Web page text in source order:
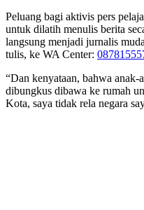
Peluang bagi aktivis pers
untuk dilatih menulis berita
langsung menjadi jurnalis
tulis, ke WA Center:
“Dan kenyataan, bahwa
dibungkus dibawa ke rumah
Kota, saya tidak rela negara